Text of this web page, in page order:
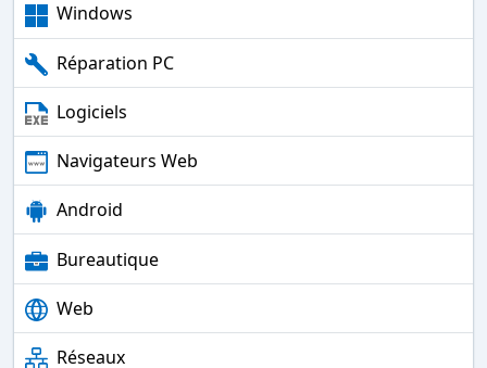
Windows
Réparation PC
Logiciels
Navigateurs Web
Android
Bureautique
Web
Réseaux